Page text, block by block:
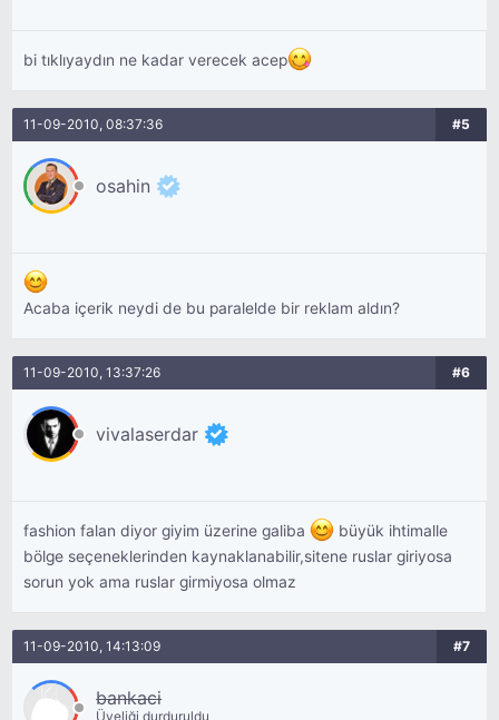
bi tıklıyaydın ne kadar verecek acep
11-09-2010, 08:37:36 #5
osahin
Acaba içerik neydi de bu paralelde bir reklam aldın?
11-09-2010, 13:37:26 #6
vivalaserdar
fashion falan diyor giyim üzerine galiba
büyük ihtimalle
bölge seçeneklerinden kaynaklanabilir,sitene ruslar giriyosa
sorun yok ama ruslar girmiyosa olmaz
11-09-2010, 14:13:09 #7
bankaci
Üyeliği durduruldu